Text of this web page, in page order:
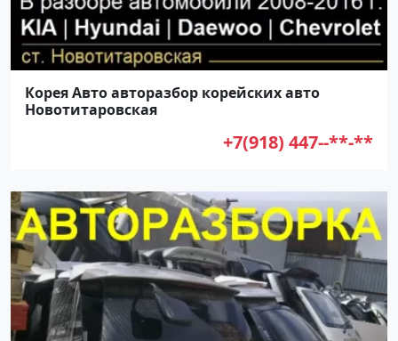
Корея Авто авторазбор корейских авто
Новотитаровская
+7(918) 447--**-**